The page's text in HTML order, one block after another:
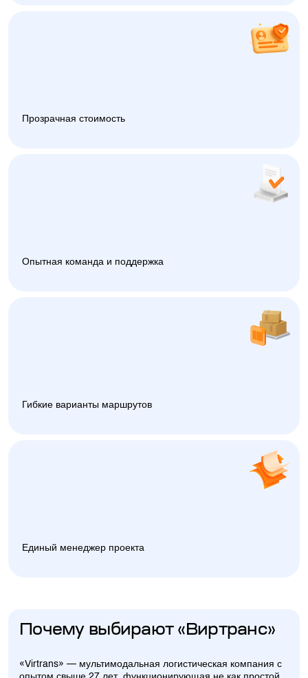
Прозрачная стоимость
Опытная команда и поддержка
Гибкие варианты маршрутов
Единый менеджер проекта
Почему выбирают «Виртранс»
«Virtrans» — мультимодальная логистическая компания с